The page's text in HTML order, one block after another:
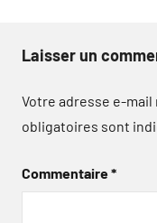
Laisser un
Votre adresse e-mail
obligatoires sont
Commentaire*